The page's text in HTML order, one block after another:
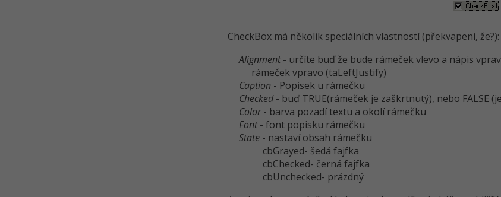
CheckBox má několik speciálních vlastností (překvapení, že?):
Alignment- určíte buď že bude rámeček vlevo a nápis
rámeček vpravo (taLeftJustify)
Caption - Popisek u rámečku
Checked- buď TRUE(rámeček je zaškrtnutý), nebo FALSE
Color- barva pozadí textu a okolí rámečku
Font- font popisku rámečku
State - nastaví obsah rámečku
cbGrayed- šedá fajfka
cbChecked- černá fajfka
cbUnchecked- prázdný